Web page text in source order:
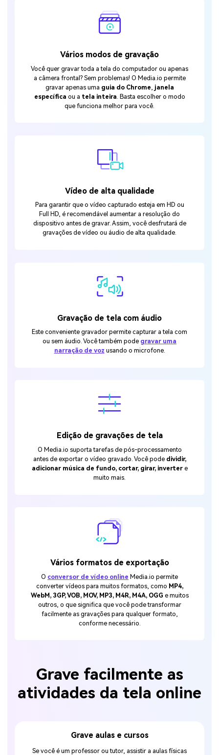
Vários modos de gravação
Você quer gravar toda a tela do computador ou apenas
a câmera frontal? Sem problemas! O Media.io permite
gravar apenas uma guia do Chrome janela
específica ou a tela inteira . Basta escolher o modo
que funciona melhor para você.
Vídeo de alta qualidade
Para garantir que o vídeo capturado esteja em HD ou
Full HD, é recomendável aumentar a resolução do
dispositivo antes de gravar. Assim, você desfrutará de
gravações de vídeo ou áudio de alta qualidade.
Gravação de tela com áudio
Este conveniente gravador permite capturar a tela com
ou sem áudio. Você também pode gravar uma
narração de voz usando o microfone.
Edição de gravações de tela
O Media.io suporta tarefas de pós-processamento
antes de exportar o vídeo gravado. Você pode dividir,
adicionar música de fundo, cortar, girar, invertere
muito mais.
Vários formatos de exportação
O conversor de vídeo online Media.io permite
converter vídeos para muitos formatos, como MP4,
WebM, 3GP, VOB, MOV, MP3, M4R, M4A, OGG e muitos
outros, o que significa que você pode transformar
facilmente as gravações para qualquer formato,
conforme necessário.
Grave facilmente as
atividades da tela online
Grave aulas e cursos
Se você é um professor ou tutor, assistir a aulas físicas